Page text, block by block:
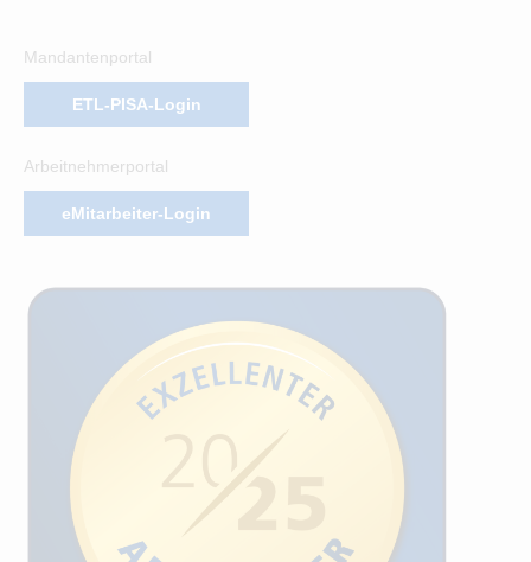
Mandantenportal
ETL-PISA-Login
Arbeitnehmerportal
eMitarbeiter-Login